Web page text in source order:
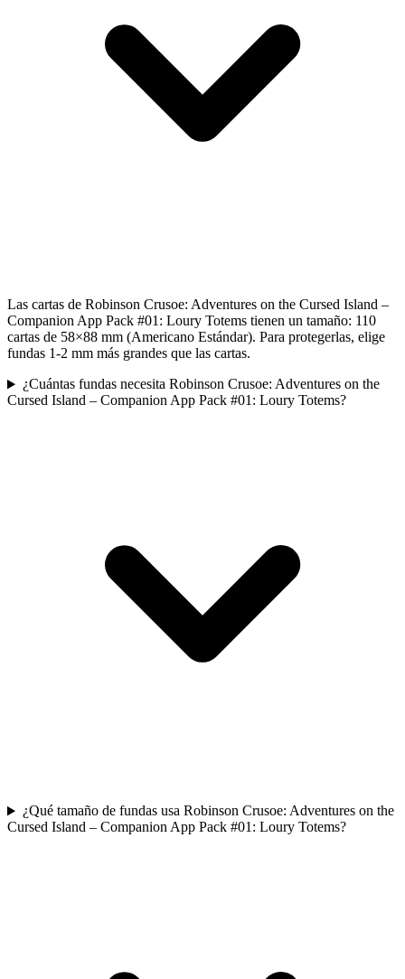
Las cartas de Robinson Crusoe: Adventures on the Cursed Island –
Companion App Pack #01: Loury Totems tienen un tamaño: 110
cartas de 58×88 mm (Americano Estándar). Para protegerlas, elige
fundas 1-2 mm más grandes que las cartas.
¿Cuántas fundas necesita Robinson Crusoe: Adventures on the
Cursed Island – Companion App Pack #01: Loury Totems?
¿Qué tamaño de fundas usa Robinson Crusoe: Adventures on the
Cursed Island – Companion App Pack #01: Loury Totems?